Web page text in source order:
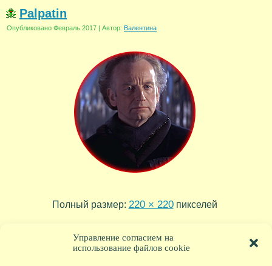
Управление согласием на
использование файлов cookie
Palpatin
Опубликовано Февраль 2017 | Автор: Валентина
Полный размер: 220 × 220пикселей